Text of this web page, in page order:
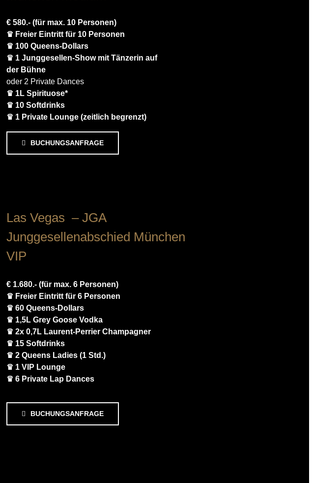
€ 580.- (für max. 10 Personen)
♛ Freier Eintritt für 10 Personen
♛ 100 Queens-Dollars
♛ 1 Junggesellen-Show mit Tänzerin auf
der Bühne
oder 2 Private Dances
♛ 1L Spirituose*
♛ 10 Softdrinks
♛ 1 Private Lounge (zeitlich begrenzt)
BUCHUNGSANFRAGE
Las Vegas – JGA
Junggesellenabschied München
VIP
€ 1.680.- (für max. 6 Personen)
♛ Freier Eintritt für 6 Personen
♛ 60 Queens-Dollars
♛ 1,5L Grey Goose Vodka
♛ 2x 0,7L Laurent-Perrier Champagner
♛ 15 Softdrinks
♛ 2 Queens Ladies (1 Std.)
♛ 1 VIP Lounge
♛ 6 Private Lap Dances
BUCHUNGSANFRAGE